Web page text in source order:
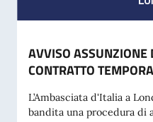
AVVISO
CONTRATTO
L’Ambasciata d'Italia a
bandita una procedura di